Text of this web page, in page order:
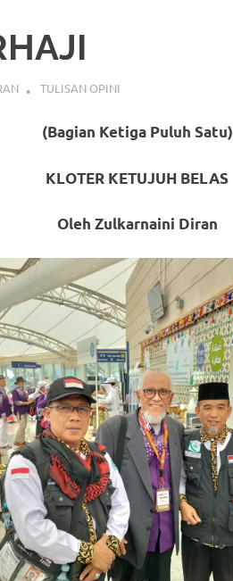
TULISAN OPINI
(Bagian Ketiga Puluh Satu)
KLOTER KETUJUH BELAS
Oleh Zulkarnaini Diran